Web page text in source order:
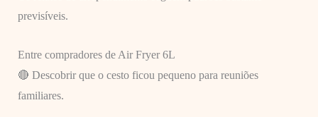
previsíveis.
Entre compradores de Air Fryer 6L
🔴 Descobrir que o cesto ficou pequeno para reuniões
familiares.